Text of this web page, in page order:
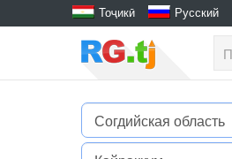
Тоҷикӣ Русский